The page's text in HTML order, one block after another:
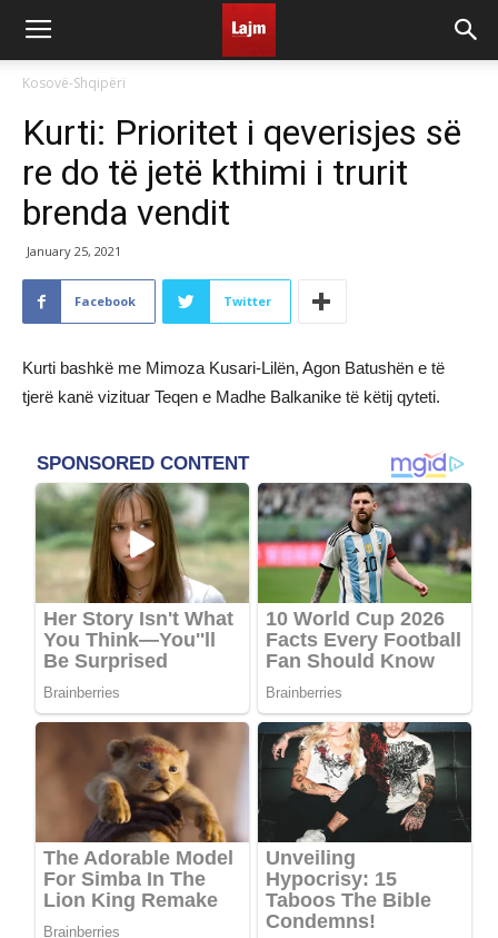
Kosovë-Shqipëri
Kurti: Prioritet i qeverisjes së
re do të jetë kthimi i trurit
brenda vendit
January 25, 2021
Facebook Twitter
Kurti bashkë me Mimoza Kusari-Lilën, Agon Batushën e të
tjerë kanë vizituar Teqen e Madhe Balkanike të këtij qyteti.